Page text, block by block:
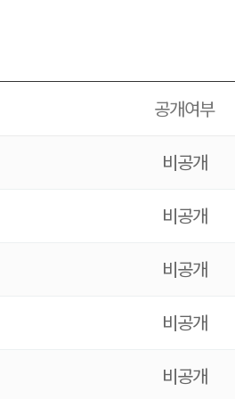
공개여부
비공개
비공개
비공개
비공개
비공개